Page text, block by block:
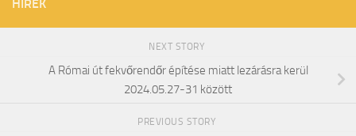
HÍREK
NEXT STORY
A Római út fekvőrendőr építése miatt lezárásra kerül
2024.05.27-31 között
PREVIOUS STORY